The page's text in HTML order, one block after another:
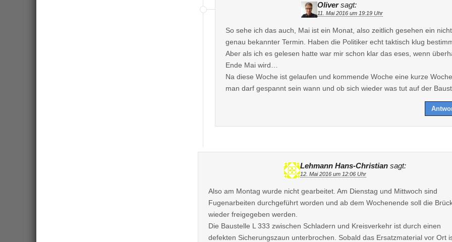
Oliver sagt:
11. Mai 2016 um 19:19 Uhr
So sehe ich das auch, Mai ist ein Monat, also zeitlich gesehen ein nicht
genau bekannter Termin. Haben die Politiker echt taktisch klug
Aber als ich es gelesen hatte war mir schon klar das eses, wenn
Ende Mai wird…
Na diese Woche ist gelaufen und kommende Woche eine kurze Woche,
man darf gespannt sein wann und ob sich wieder was tut auf der
Lehmann Hans-Christian sagt:
12. Mai 2016 um 12:06 Uhr
Also am Montag wurde nicht gearbeitet. Am Dienstag und Mittwoch sind
Fugenarbeiten durchgeführt worden und ab dem Wochenende soll die
wieder freigegeben werden.
Die Baustelle L 333 zwischen Schladern und Kreisverkehr ist durch einen
defekten Sicherungszaun unterbrochen. Sobald das Ersatzmaterial vor Ort